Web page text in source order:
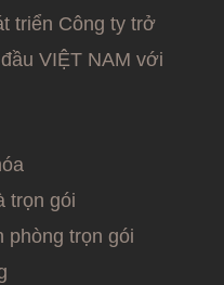
triển Công ty trở
VIỆT NAM với
trọn gói
phòng trọn gói